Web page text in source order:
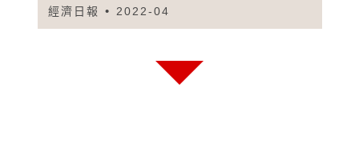
經濟日報 2022-04